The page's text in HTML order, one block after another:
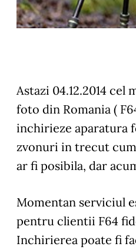
Astazi 04.12.2014 cel
foto din Romania (
inchirieze aparatura
zvonuri in trecut
ar fi posibila, dar
Momentan serviciul
pentru clientii F64
Inchirierea poate fi